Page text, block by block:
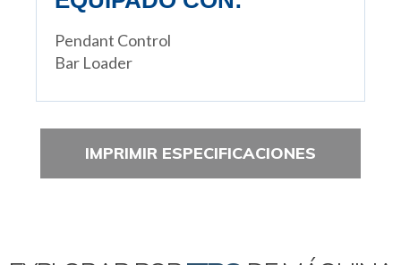
Pendant Control
Bar Loader
IMPRIMIR ESPECIFICACIONES